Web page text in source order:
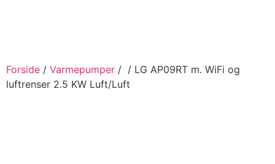
Forside / Varmepumper / / LG AP09RT m. WiFi og
luftrenser 2.5 KW Luft/Luft